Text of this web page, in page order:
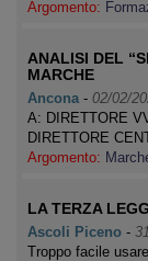
Argomento:
ANALISI DEL
MARCHE
Ancona - 02/02/
A: DIRETTORE
DIRETTORE
Argomento:
LA TERZA
Ascoli Piceno -
Troppo facile